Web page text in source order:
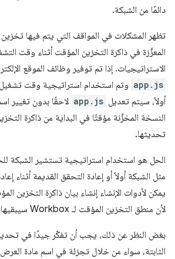
دائمًا من الشبكة.
تظهر المشكلات في المواقف التي يتم فيها تخزين
المعزَّزة في ذاكرة التخزين المؤقت أثناء وقت
الاستراتيجيات. إذا تم توفير وظائف الموقع
app.js وتم استخدام استراتيجية وقت تشغيل
أولاً، سيتم تعديل app.js لاحقًا بدون تغيير
النسخة المخزَّنة مؤقتًا في البداية من ذاكرة
تحديثها.
الحل هو استخدام استراتيجية تستشير الشبكة
مثل الشبكة أولاً أو إعادة التحقق القديمة أثناء
يمكن لأدوات الإنشاء إنشاء بيان ذاكرة التخزين
لأن منطق التخزين المؤقت لـ Workbox سيبقيها محدثة.
بغض النظر عن ذلك، يجب أن تفكّر جيدًا في
الثابتة، سواء من خلال تجزئة في اسم مادة